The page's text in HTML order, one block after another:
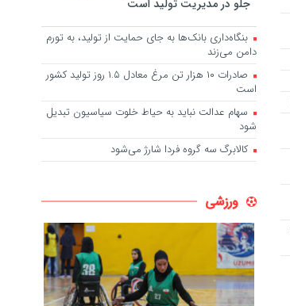
جلو در مدیریت تولید است
بنگاه‌داری بانک‌ها به جای حمایت از تولید، به تورم
دامن می‌زند
صادرات ۱۰ هزار تن مرغ معادل ۱.۵ روز تولید کشور
است
سهام عدالت نباید به حیاط خلوت سیاسیون تبدیل
شود
کالابرگ سه گروه فردا شارژ می‌شود
ورزشی